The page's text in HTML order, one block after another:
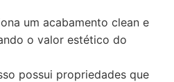
um acabamento clean e
o valor estético do
possui propriedades que